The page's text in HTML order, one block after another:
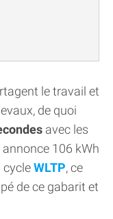
le travail et
de quoi
avec les
106 kWh
cycleWLTP, ce
de ce gabarit et